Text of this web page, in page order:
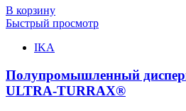
В корзину
Быстрый просмотр
IKA
Полупромышленный
ULTRA-TURRAX®